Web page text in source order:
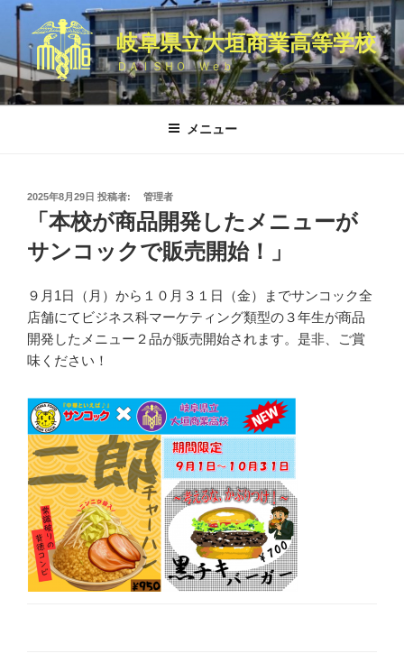
テ
ン
ツ
岐阜県立大垣商業高等学校
ＤＡＩＳＨＯ Ｗｅｂ
メニュー
投
2025年8月29日 投稿者: 管理者
「本校が商品開発したメニューが
サンコックで販売開始！」
９月1日（月）から１０月３１日（金）までサンコック全
店舗にてビジネス科マーケティング類型の３年生が商品
開発したメニュー２品が販売開始されます。是非、ご賞
味ください！